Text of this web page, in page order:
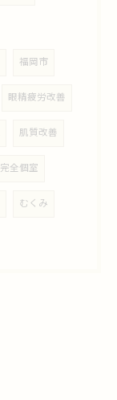
福岡市
眼精疲労改善
肌質改善
完全個室
むくみ